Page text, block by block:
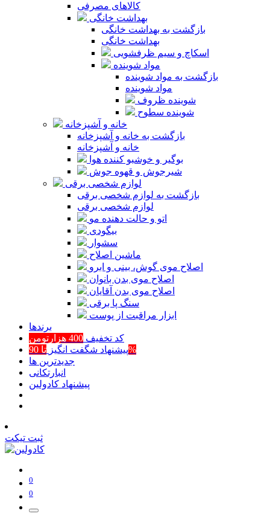
کالاهای مصرفی
بهداشت خانگی
بازگشت به بهداشت خانگی
بهداشت خانگی
اسکاچ و سیم ظرفشویی
مواد شوینده
بازگشت به مواد شوینده
مواد شوینده
شوینده ظروف
شوینده سطوح
خانه و آشپزخانه
بازگشت به خانه و آشپزخانه
خانه و آشپزخانه
بوگیر و خوشبو کننده هوا
شیرجوش و قهوه جوش
لوازم شخصی برقی
بازگشت به لوازم شخصی برقی
لوازم شخصی برقی
اتو و حالت دهنده مو
بیگودی
سشوار
ماشین اصلاح
اصلاح موی گوش، بینی و ابرو
اصلاح موی بدن بانوان
اصلاح موی بدن آقایان
سنگ پا برقی
ابزار مراقبت از پوست
برند‌ها
کد تخفیف 400 هزارتومن
پیشنهاد شگفت انگیزتا 90%
جدیدترین ها
انبارتکانی
پیشنهاد کادولین
ثبت تیکت
0
0